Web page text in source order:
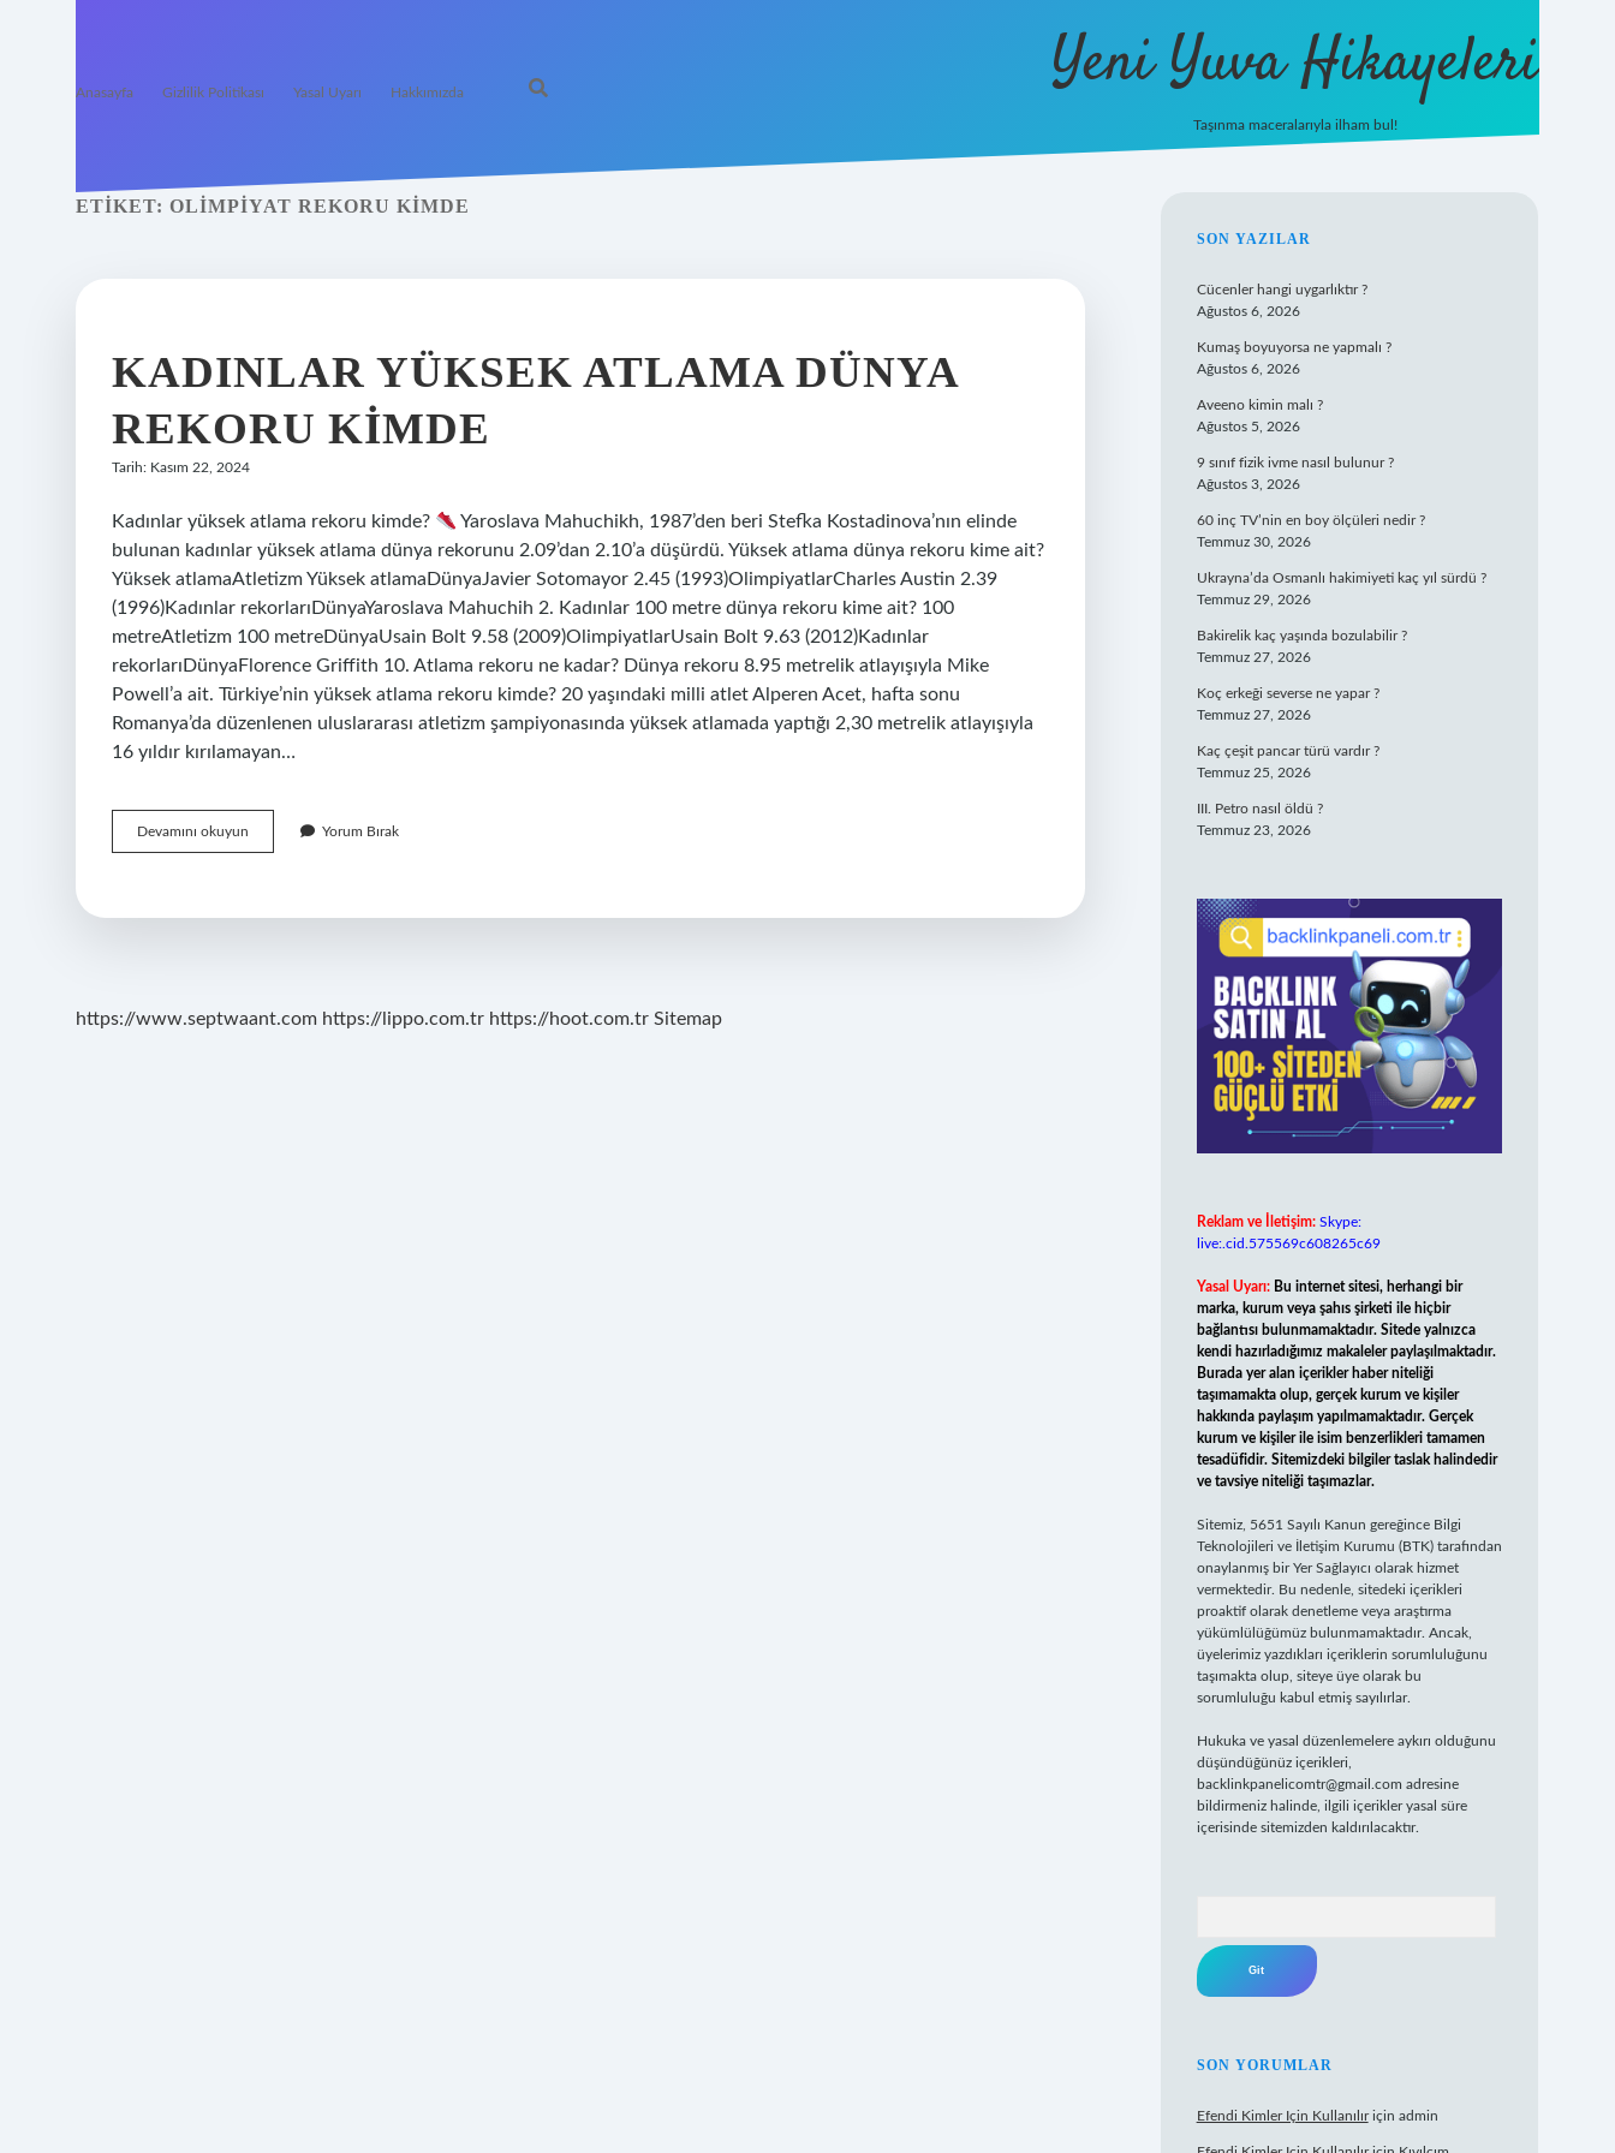
Anasayfa Gizlilik Politikası Yasal Uyarı Hakkımızda Yeni Yuva Hikayeleri
Taşınma maceralarıyla ilham bul!
ETIKET: OLIMPIYAT REKORU KIMDE
KADINLAR YÜKSEK ATLAMA DÜNYA
REKORU KIMDE
Tarih: Kasım 22, 2024
Kadınlar yüksek atlama rekoru kimde?
Yaroslava Mahuchikh, 1987’den beri Stefka Kostadinova’nın elinde
bulunan kadınlar yüksek atlama dünya rekorunu 2.09’dan 2.10’a düşürdü. Yüksek atlama dünya rekoru kime ait?
Yüksek atlamaAtletizm Yüksek atlamaDünyaJavier Sotomayor 2.45 (1993)OlimpiyatlarCharles Austin 2.39
(1996)Kadınlar rekorlarıDünyaYaroslava Mahuchih 2. Kadınlar 100 metre dünya rekoru kime ait? 100
metreAtletizm 100 metreDünyaUsain Bolt 9.58 (2009)OlimpiyatlarUsain Bolt 9.63 (2012)Kadınlar
rekorlarıDünyaFlorence Griffith 10. Atlama rekoru ne kadar? Dünya rekoru 8.95 metrelik atlayışıyla Mike
Powell’a ait. Türkiye’nin yüksek atlama rekoru kimde? 20 yaşındaki milli atlet Alperen Acet, hafta sonu
Romanya’da düzenlenen uluslararası atletizm şampiyonasında yüksek atlamada yaptığı 2,30 metrelik atlayışıyla
16 yıldır kırılamayan…
Devamını okuyun
Yüksek
Rekoru
Yorum Bırak
https://www.septwaant.com https://lippo.com.tr https://hoot.com.tr Sitemap
SIDEBAR
SON YAZILAR
Cücenler hangi uygarlıktır ?
Ağustos 6, 2026
Kumaş boyuyorsa ne yapmalı ?
Ağustos 6, 2026
Aveeno kimin malı ?
Ağustos 5, 2026
9 sınıf fizik ivme nasıl bulunur ?
Ağustos 3, 2026
60 inç TV’nin en boy ölçüleri nedir ?
Temmuz 30, 2026
Ukrayna’da Osmanlı hakimiyeti kaç yıl sürdü ?
Temmuz 29, 2026
Bakirelik kaç yaşında bozulabilir ?
Temmuz 27, 2026
Koç erkeği severse ne yapar ?
Temmuz 27, 2026
Kaç çeşit pancar türü vardır ?
Temmuz 25, 2026
III. Petro nasıl öldü ?
Temmuz 23, 2026
Reklam ve İletişim: Skype:
live:.cid.575569c608265c69
Yasal Uyarı: Bu internet sitesi, herhangi bir
marka, kurum veya şahıs şirketi ile hiçbir
bağlantısı bulunmamaktadır. Sitede yalnızca
kendi hazırladığımız makaleler paylaşılmaktadır.
Burada yer alan içerikler haber niteliği
taşımamakta olup, gerçek kurum ve kişiler
hakkında paylaşım yapılmamaktadır. Gerçek
kurum ve kişiler ile isim benzerlikleri tamamen
tesadüfidir. Sitemizdeki bilgiler taslak halindedir
ve tavsiye niteliği taşımazlar.
Sitemiz, 5651 Sayılı Kanun gereğince Bilgi
Teknolojileri ve İletişim Kurumu (BTK) tarafından
onaylanmış bir Yer Sağlayıcı olarak hizmet
vermektedir. Bu nedenle, sitedeki içerikleri
proaktif olarak denetleme veya araştırma
yükümlülüğümüz bulunmamaktadır. Ancak,
üyelerimiz yazdıkları içeriklerin sorumluluğunu
taşımakta olup, siteye üye olarak bu
sorumluluğu kabul etmiş sayılırlar.
Hukuka ve yasal düzenlemelere aykırı olduğunu
düşündüğünüz içerikleri,
backlinkpanelicomtr@gmail.com adresine
bildirmeniz halinde, ilgili içerikler yasal süre
içerisinde sitemizden kaldırılacaktır.
SON YORUMLAR
Efendi Kimler Için Kullanılıriçin admin